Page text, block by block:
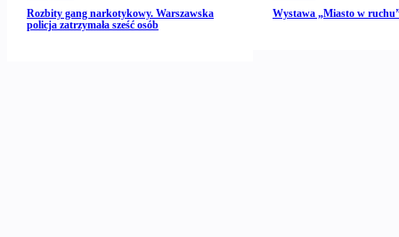
Rozbity gang narkotykowy. Warszawska
policja zatrzymała sześć osób
Wystawa „Miasto w